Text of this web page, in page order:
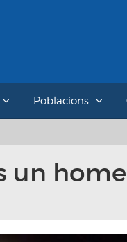
Poblacions
un